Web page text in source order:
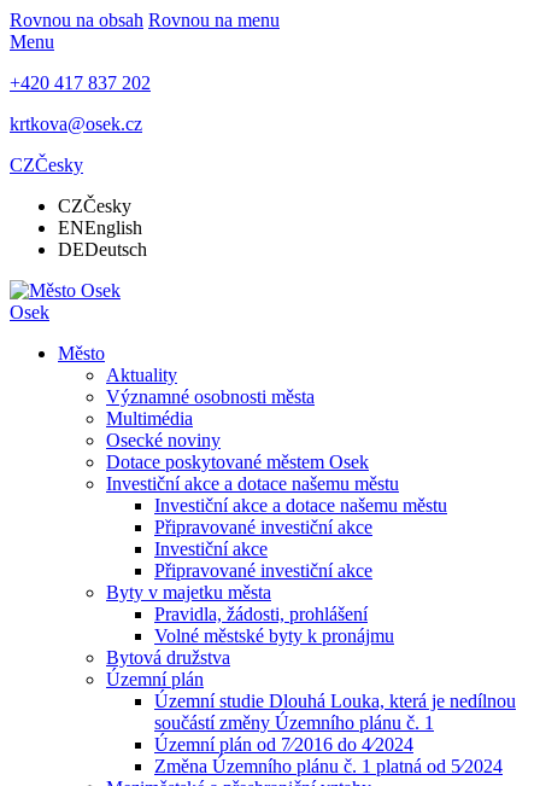
Rovnou na obsah Rovnou na menu
Menu
+420 417 837 202
krtkova@osek.cz
CZČesky
CZČesky
ENEnglish
DEDeutsch
Osek
Město
Aktuality
Významné osobnosti města
Multimédia
Osecké noviny
Dotace poskytované městem Osek
Investiční akce a dotace našemu městu
Investiční akce a dotace našemu městu
Připravované investiční akce
Investiční akce
Připravované investiční akce
Byty v majetku města
Pravidla, žádosti, prohlášení
Volné městské byty k pronájmu
Bytová družstva
Územní plán
Územní studie Dlouhá Louka, která je nedílnou
součástí změny Územního plánu č. 1
Územní plán od 7⁄2016 do 4⁄2024
Změna Územního plánu č. 1 platná od 5⁄2024